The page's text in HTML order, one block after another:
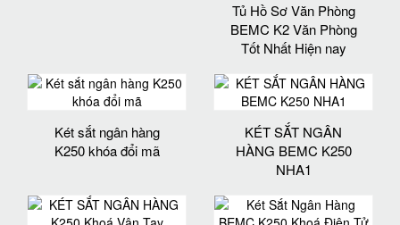
Tủ Hồ Sơ Văn Phòng
BEMC K2 Văn Phòng
Tốt Nhất Hiện nay
Két sắt ngân hàng
K250 khóa đổi mã
KÉT SẮT NGÂN
HÀNG BEMC K250
NHA1